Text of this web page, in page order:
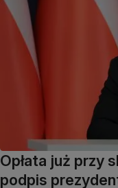
Opłata już przy
podpis